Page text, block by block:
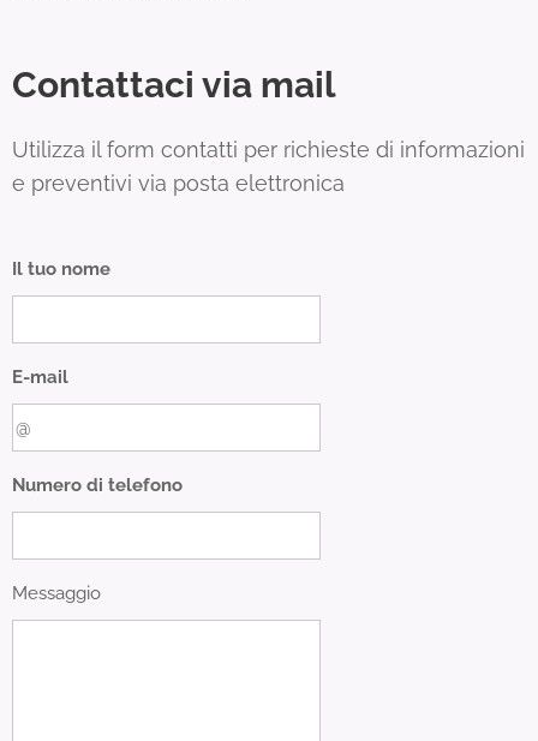
Contattaci via mail
Utilizza il form contatti per richieste di informazioni
e preventivi via posta elettronica
Il tuo nome
E-mail
Numero di telefono
Messaggio